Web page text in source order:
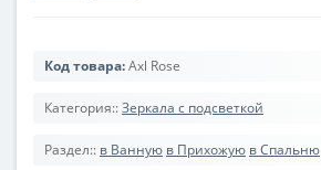
Код товара:Axl Rose
Категория::Зеркала с подсветкой
Раздел:: в Ванную в Прихожую в Спальню